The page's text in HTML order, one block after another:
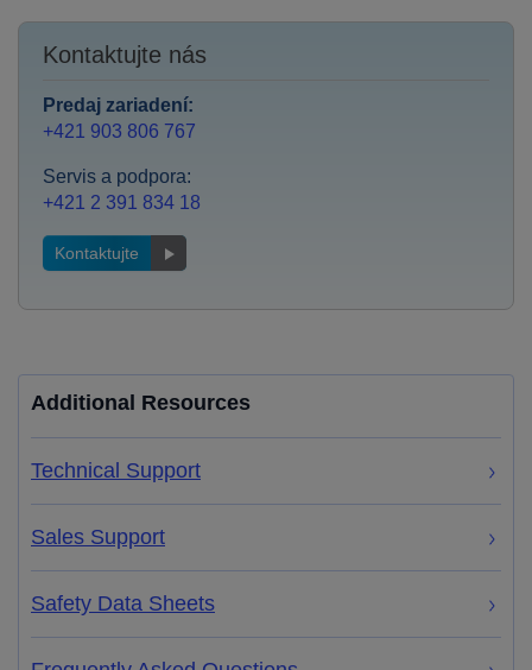
Kontaktujte nás
Predaj zariadení:
+421 903 806 767
Servis a podpora:
+421 2 391 834 18
Kontaktujte
Additional Resources
Technical Support
Sales Support
Safety Data Sheets